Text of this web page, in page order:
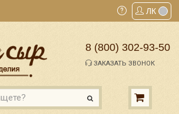
ЛК
8 (800) 302-93-50
ЗАКАЗАТЬ ЗВОНОК